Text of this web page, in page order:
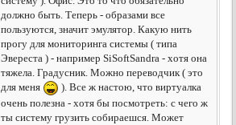
должно быть. Теперь - образами все
пользуются, значит эмулятор. Какую нить
прогу для мониторинга системы ( типа
Эвереста ) - например SiSoftSandra - хотя она
тяжела. Градусник. Можно переводчик ( это
для меня
). Все ж настою, что виртуалка
очень полезна - хотя бы посмотреть: с чего ж
ты систему грузить собираешся. Может